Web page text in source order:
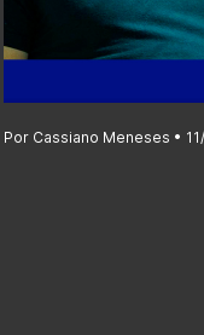
Por Cassiano Meneses •